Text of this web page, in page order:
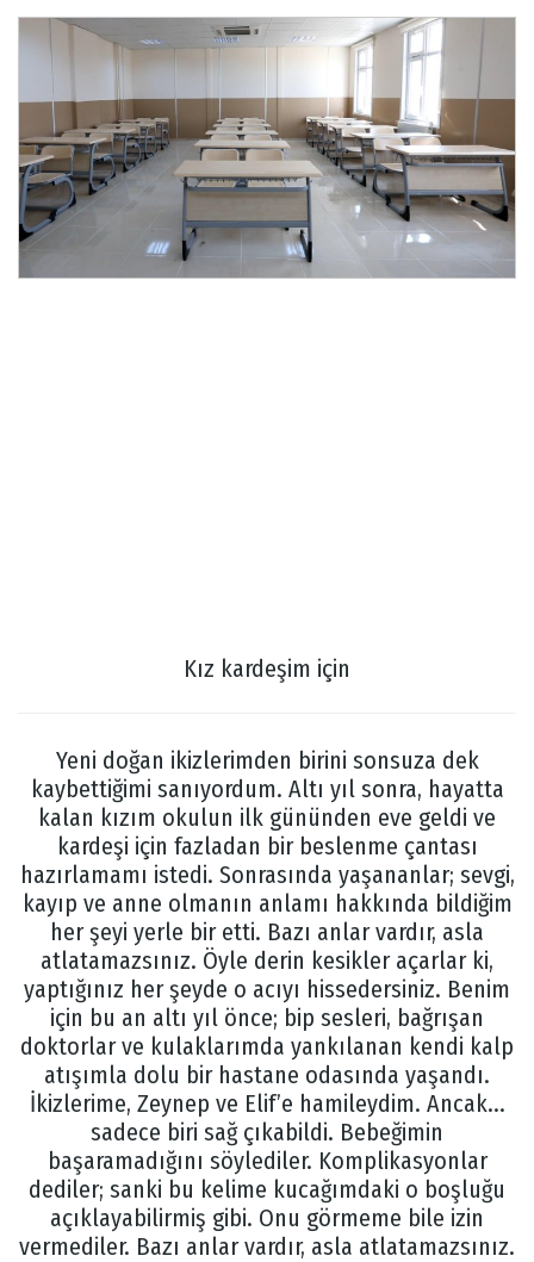
Kız kardeşim için
Yeni doğan ikizlerimden birini sonsuza dek
kaybettiğimi sanıyordum. Altı yıl sonra, hayatta
kalan kızım okulun ilk gününden eve geldi ve
kardeşi için fazladan bir beslenme çantası
hazırlamamı istedi. Sonrasında yaşananlar; sevgi,
kayıp ve anne olmanın anlamı hakkında bildiğim
her şeyi yerle bir etti. Bazı anlar vardır, asla
atlatamazsınız. Öyle derin kesikler açarlar ki,
yaptığınız her şeyde o acıyı hissedersiniz. Benim
için bu an altı yıl önce; bip sesleri, bağrışan
doktorlar ve kulaklarımda yankılanan kendi kalp
atışımla dolu bir hastane odasında yaşandı.
İkizlerime, Zeynep ve Elif’e hamileydim. Ancak...
sadece biri sağ çıkabildi. Bebeğimin
başaramadığını söylediler. Komplikasyonlar
dediler; sanki bu kelime kucağımdaki o boşluğu
açıklayabilirmiş gibi. Onu görmeme bile izin
vermediler. Bazı anlar vardır, asla atlatamazsınız.